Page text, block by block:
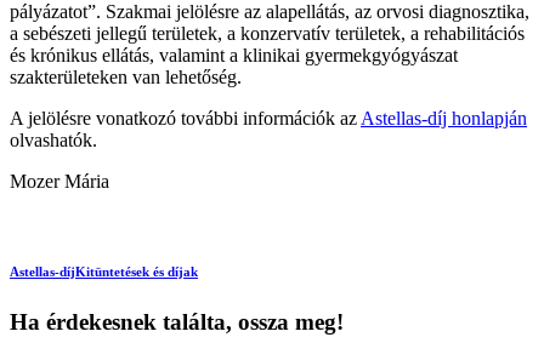
pályázatot”. Szakmai jelölésre az alapellátás, az orvosi diagnosztika,
a sebészeti jellegű területek, a konzervatív területek, a rehabilitációs
és krónikus ellátás, valamint a klinikai gyermekgyógyászat
szakterületeken van lehetőség.
A jelölésre vonatkozó további információk az Astellas-díj honlapján
olvashatók.
Mozer Mária
Astellas-díjKitüntetések és díjak
Ha érdekesnek találta, ossza meg!